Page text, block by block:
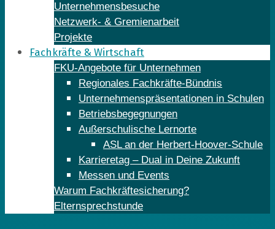
Unternehmensbesuche
Netzwerk- & Gremienarbeit
Projekte
Fachkräfte & Wirtschaft
FKU-Angebote für Unternehmen
Regionales Fachkräfte-Bündnis
Unternehmenspräsentationen in Schulen
Betriebsbegegnungen
Außerschulische Lernorte
ASL an der Herbert-Hoover-Schule
Karrieretag – Dual in Deine Zukunft
Messen und Events
Warum Fachkräftesicherung?
Elternsprechstunde